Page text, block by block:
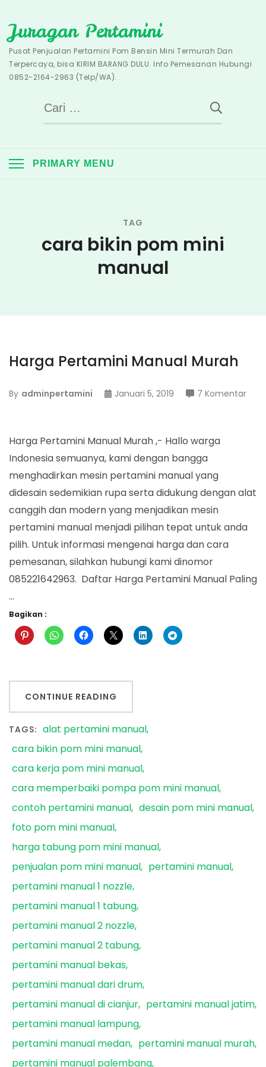
to
content
Juragan Pertamini
Pusat Penjualan Pertamini Pom Bensin Mini Termurah Dan
Terpercaya, bisa KIRIM BARANG DULU. Info Pemesanan Hubungi
0852-2164-2963 (Telp/WA).
Cari
untuk:
PRIMARY MENU
TAG
cara bikin pom mini
manual
Harga Pertamini Manual Murah
By adminpertamini Januari 5, 2019 7 Komentar
Harga Pertamini Manual Murah ,- Hallo warga
Indonesia semuanya, kami dengan bangga
menghadirkan mesin pertamini manual yang
didesain sedemikian rupa serta didukung dengan alat
canggih dan modern yang menjadikan mesin
pertamini manual menjadi pilihan tepat untuk anda
pilih. Untuk informasi mengenai harga dan cara
pemesanan, silahkan hubungi kami dinomor
085221642963. Daftar Harga Pertamini Manual Paling
…
Bagikan :
CONTINUE READING
TAGS: alat pertamini manual
cara bikin pom mini manual
cara kerja pom mini manual
cara memperbaiki pompa pom mini manual
contoh pertamini manual desain pom mini manual
foto pom mini manual
harga tabung pom mini manual
penjualan pom mini manual
pertamini manual
pertamini manual 1 nozzle
pertamini manual 1 tabung
pertamini manual 2 nozzle
pertamini manual 2 tabung
pertamini manual bekas
pertamini manual dari drum
pertamini manual di cianjur
pertamini manual jatim
pertamini manual lampung
pertamini manual medan
pertamini manual murah
pertamini manual palembang